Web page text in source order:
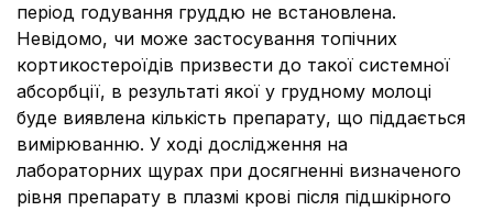
період годування груддю не встановлена.
Невідомо, чи може застосування топічних
кортикостероїдів призвести до такої системної
абсорбції, в результаті якої у грудному молоці
буде виявлена кількість препарату, що піддається
вимірюванню. У ході дослідження на
лабораторних щурах при досягненні визначеного
рівня препарату в плазмі крові після підшкірного